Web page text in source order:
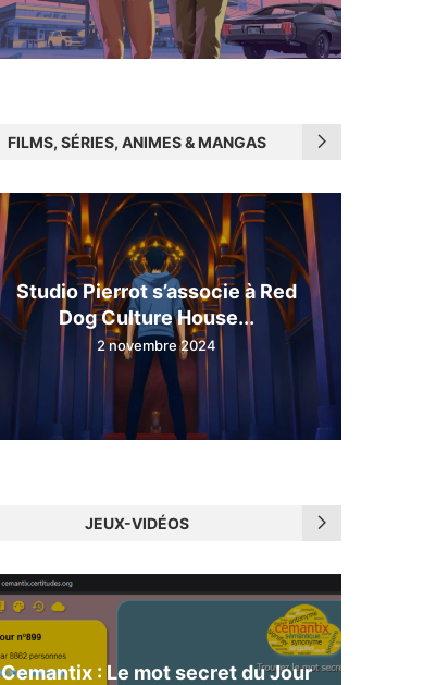
FILMS, SÉRIES, ANIMES & MANGAS
Studio Pierrot s’associe à Red
Dog Culture House...
2 novembre 2024
JEUX-VIDÉOS
Cemantix : Le mot secret du Jour